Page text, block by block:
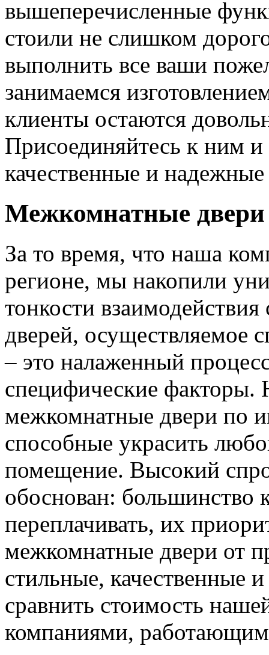
вышеперечисленные
стоили не слишком
выполнить все ваши
занимаемся
клиенты остаются
Присоединяйтесь к ним
качественные и
Межкомнатные двери
За то время, что наша
регионе, мы накопили
тонкости
дверей, осуществляемое
– это налаженный
специфические
межкомнатные двери по
способные украсить
помещение. Высокий
обоснован: большинство
переплачивать, их
межкомнатные двери от
стильные, качественные
сравнить стоимость
компаниями,